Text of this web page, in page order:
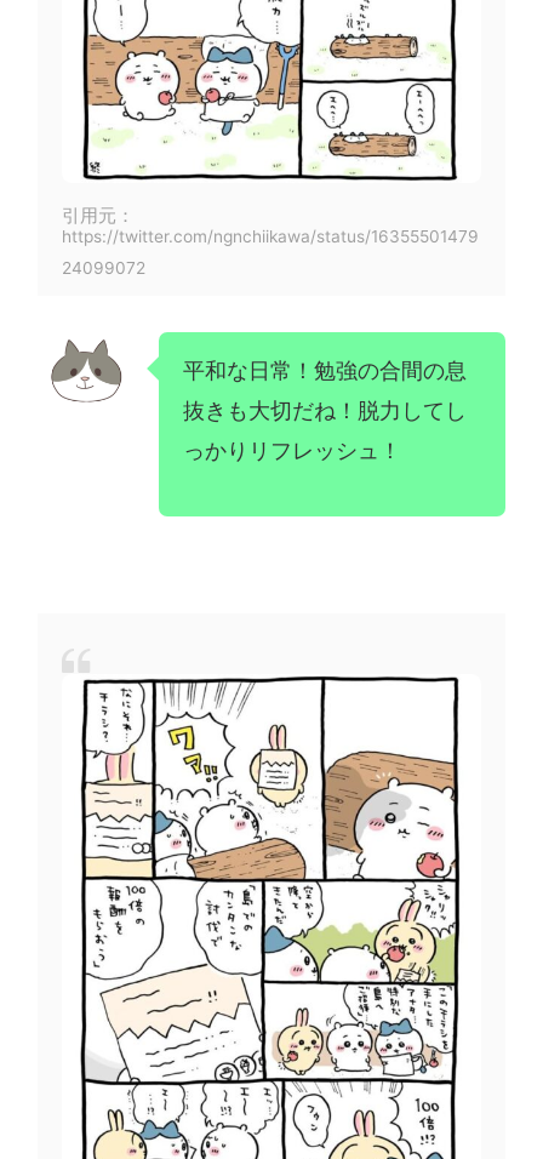
引用元：
https://twitter.com/ngnchiikawa/status/16355501479
24099072
平和な日常！勉強の合間の息
抜きも大切だね！脱力してし
っかりリフレッシュ！